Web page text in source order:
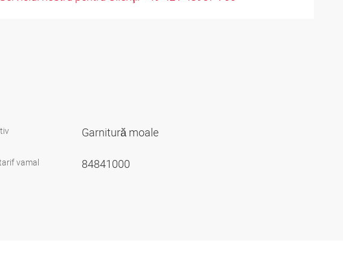
Garnitură moale
vamal 84841000